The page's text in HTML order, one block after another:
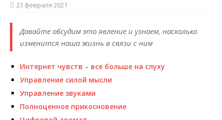
23 февраля 2021
Давайте обсудим это явление и узнаем, насколько
изменится наша жизнь в связи с ним
Интернет чувств – все больше на слуху
Управление силой мысли
Управление звуками
Полноценное прикосновение